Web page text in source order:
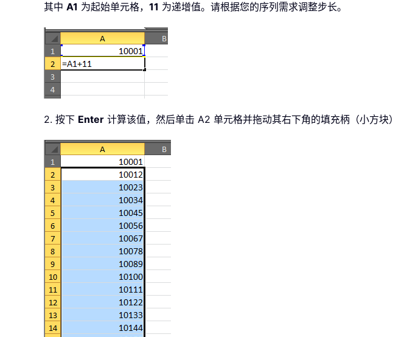
其中 A1 为起始单元格， 11 为递增值。请根据您的序列需求调整步长。
2. 按下 Enter 计算该值，然后单击 A2 单元格并拖动其右下角的填充柄（小方